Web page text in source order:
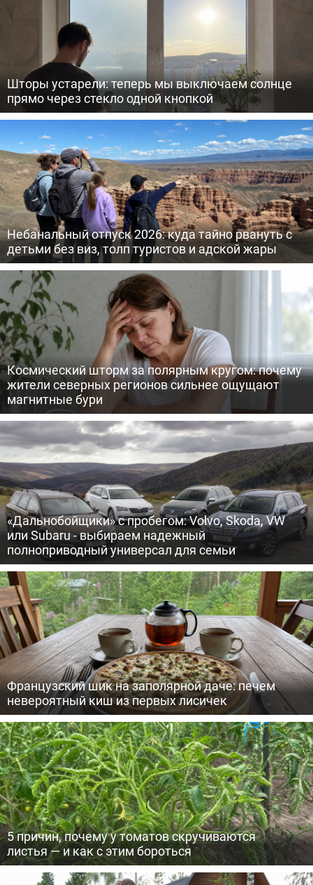
Шторы устарели: теперь мы выключаем солнце
прямо через стекло одной кнопкой
Небанальный отпуск 2026: куда тайно рвануть с
детьми без виз, толп туристов и адской жары
Космический шторм за полярным кругом: почему
жители северных регионов сильнее ощущают
магнитные бури
«Дальнобойщики» с пробегом: Volvo, Skoda, VW
или Subaru - выбираем надежный
полноприводный универсал для семьи
Французский шик на заполярной даче: печем
невероятный киш из первых лисичек
5 причин, почему у томатов скручиваются
листья — и как с этим бороться